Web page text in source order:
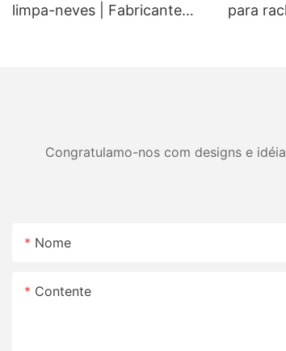
limpa-neves | Fabricante
para
Congratulamo-nos com designs e
Nome
Contente